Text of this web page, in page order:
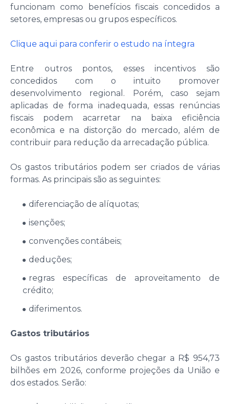
funcionam como benefícios fiscais concedidos a
setores, empresas ou grupos específicos.
Clique aqui para conferir o estudo na íntegra
Entre outros pontos, esses incentivos são
concedidos com o intuito promover
desenvolvimento regional. Porém, caso sejam
aplicadas de forma inadequada, essas renúncias
fiscais podem acarretar na baixa eficiência
econômica e na distorção do mercado, além de
contribuir para redução da arrecadação pública.
Os gastos tributários podem ser criados de várias
formas. As principais são as seguintes:
diferenciação de alíquotas;
isenções;
convenções contábeis;
deduções;
regras específicas de aproveitamento de
crédito;
diferimentos.
Gastos tributários
Os gastos tributários deverão chegar a R$ 954,73
bilhões em 2026, conforme projeções da União e
dos estados. Serão: